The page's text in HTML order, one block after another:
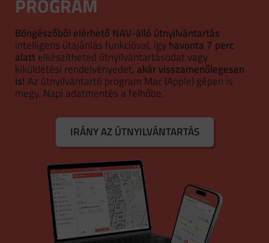
PROGRAM
Böngészőből elérhető NAV-álló útnyilvántartás
intelligens útajánlás funkcióval, ígyhavonta 7 perc
alattelkészítheted útnyilvántartásodat vagy
kiküldetési rendelvényedet,akár visszamenőlegesen
is! Az útnyilvántartó program Mac (Apple) gépen is
megy. Napi adatmentés a felhőbe.
IRÁNY AZ ÚTNYILVÁNTARTÁS